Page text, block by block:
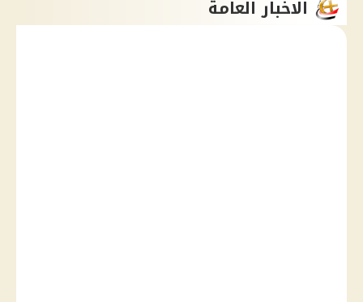
الاخبار العامة